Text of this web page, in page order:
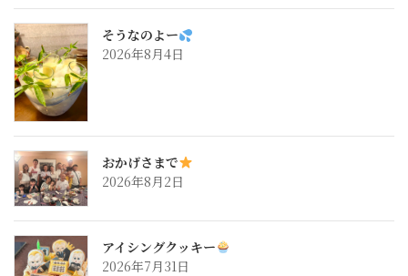
そうなのよー
2026年8月4日
おかげさまで
2026年8月2日
アイシングクッキー
2026年7月31日